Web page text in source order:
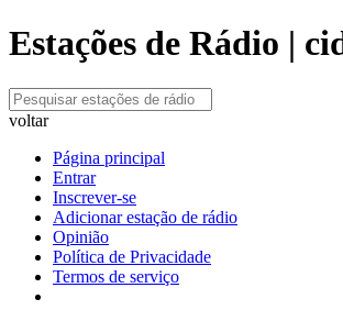
Estações de Rádio |
voltar
Página principal
Entrar
Inscrever-se
Adicionar estação de rádio
Opinião
Política de Privacidade
Termos de serviço